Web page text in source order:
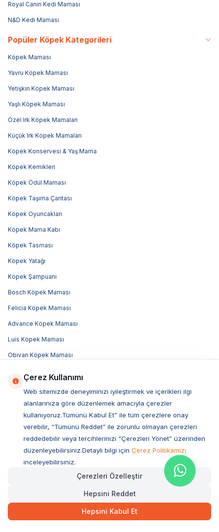
Royal Canin Kedi Maması
N&D Kedi Maması
Popüler Köpek Kategorileri
Köpek Maması
Yavru Köpek Maması
Yetişkin Köpek Maması
Yaşlı Köpek Maması
Özel Irk Köpek Mamaları
Küçük Irk Köpek Mamaları
Köpek Konservesi & Yaş Mama
Köpek Kemikleri
Köpek Ödül Maması
Köpek Taşıma Çantası
Köpek Oyuncakları
Köpek Mama Kabı
Köpek Tasması
Köpek Yatağı
Köpek Şampuanı
Bosch Köpek Maması
Felicia Köpek Maması
Advance Köpek Maması
Luis Köpek Maması
Obivan Köpek Maması
Acana Köpek Maması
Royal Canin Köpek Maması
Hill's Köpek Maması
N&D Köpek Maması
Popüler Markalar
Pro Plan
Bozita
Çerez Kullanımı
Web sitemizde deneyiminizi iyileştirmek ve içerikleri ilgi
alanlarınıza göre düzenlemek amacıyla çerezler
kullanıyoruz.Tümünü Kabul Et” ile tüm çerezlere onay
verebilir, “Tümünü Reddet” ile zorunlu olmayan çerezleri
reddedebilir veya tercihlerinizi “Çerezleri Yönet” üzerinden
düzenleyebilirsiniz.Detaylı bilgi için Çerez Politikamızı
inceleyebilirsiniz.
Çerezleri Özelleştir
Hepsini Reddet
Hepsini Kabul Et